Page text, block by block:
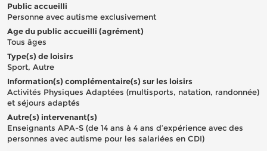
Public accueilli
Personne avec autisme exclusivement
Age du public accueilli (agrément)
Tous âges
Type(s) de loisirs
Sport, Autre
Information(s) complémentaire(s) sur les loisirs
Activités Physiques Adaptées (multisports, natation, randonnée)
et séjours adaptés
Autre(s) intervenant(s)
Enseignants APA-S (de 14 ans à 4 ans d’expérience avec des
personnes avec autisme pour les salariées en CDI)